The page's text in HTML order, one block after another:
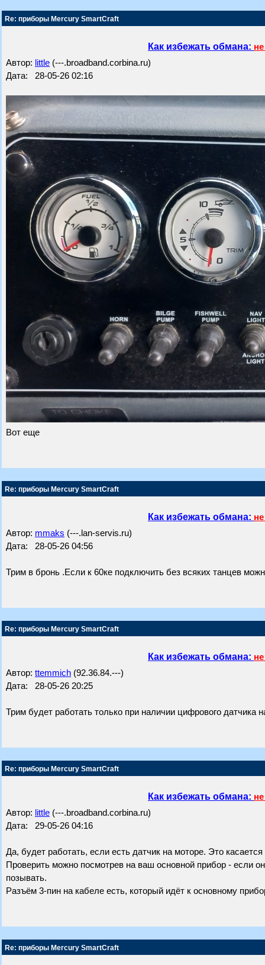
Re: приборы Mercury SmartCraft
Как избежать обмана:
Автор: little (---.broadband.corbina.ru)
Дата: 28-05-26 02:16
Вот еще
Re: приборы Mercury SmartCraft
Как избежать обмана:
Автор: mmaks (---.lan-servis.ru)
Дата: 28-05-26 04:56
Трим в бронь .Если к 60ке подключить без всяких танцев
Re: приборы Mercury SmartCraft
Как избежать обмана:
Автор: ttemmich (92.36.84.---)
Дата: 28-05-26 20:25
Трим будет работать только при наличии цифрового датчика
Re: приборы Mercury SmartCraft
Как избежать обмана:
Автор: little (---.broadband.corbina.ru)
Дата: 29-05-26 04:16
Да, будет работать, если есть датчик на моторе. Это
Проверить можно посмотрев на ваш основной прибор - если
позывать.
Разъём 3-пин на кабеле есть, который идёт к основному
Re: приборы Mercury SmartCraft